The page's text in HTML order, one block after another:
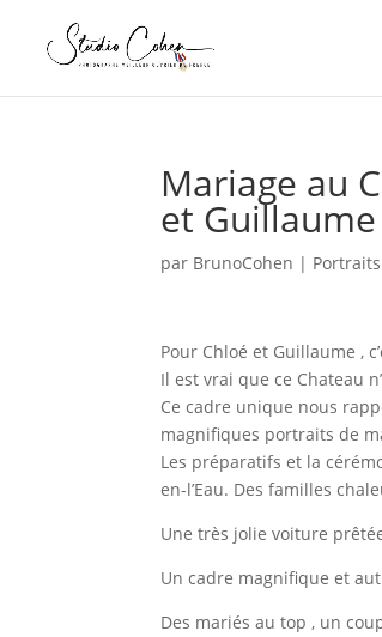
Mariage au
et Guillaume
par BrunoCohen |
Pour Chloé et Guillaume ,
Il est vrai que ce Chateau
Ce cadre unique nous
magnifiques portraits de
Les préparatifs et la
en-l’Eau. Des familles
Une très jolie voiture
Un cadre magnifique et
Des mariés au top , un